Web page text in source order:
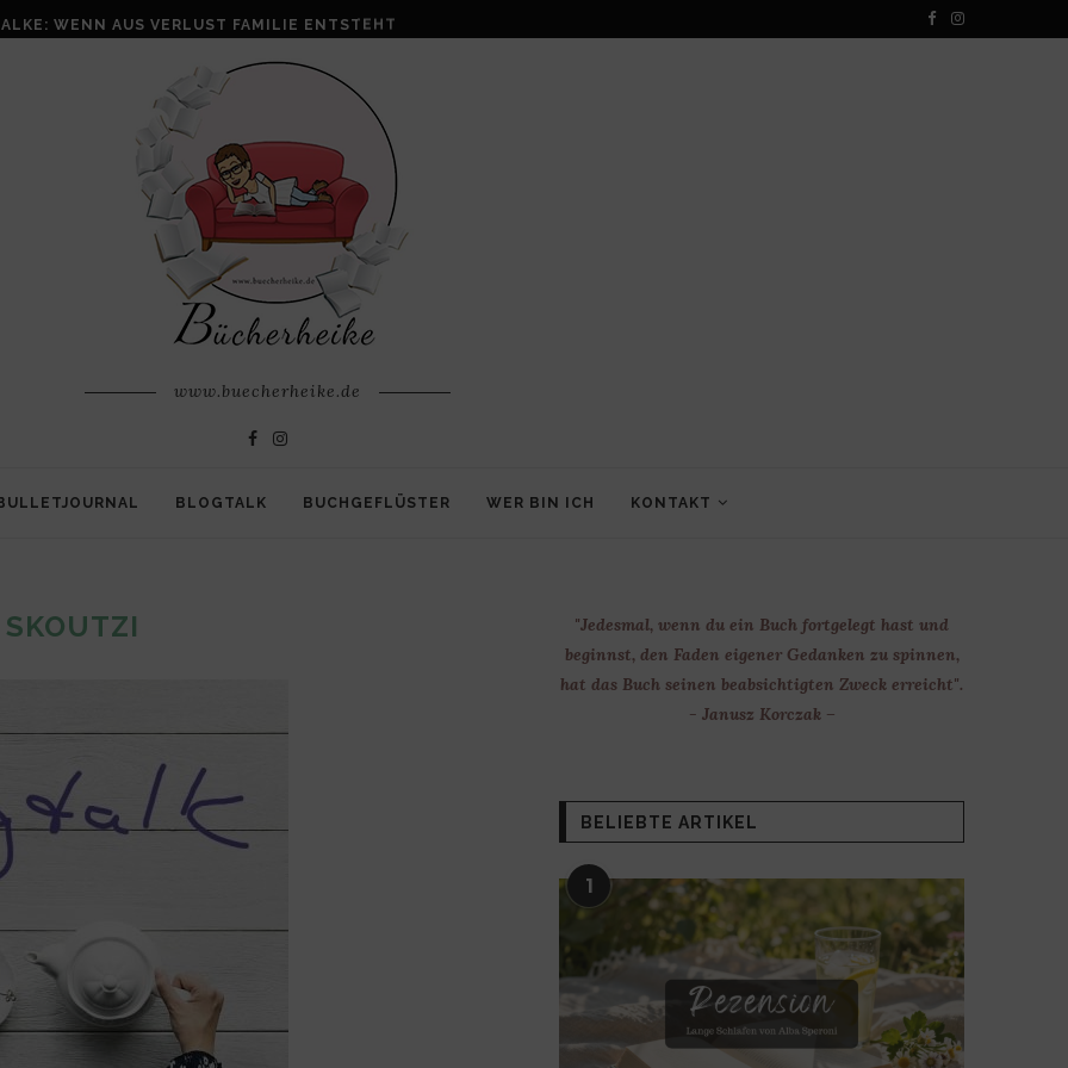
WENN AUS VERLUST FAMILIE ENTSTEHT
www.buecherheike.de
BLOGTALK BUCHGEFLÜSTER WER BIN ICH KONTAKT
SKOUTZI
"Jedesmal, wenn du ein Buch fortgelegt hast und
beginnst, den Faden eigener Gedanken zu spinnen,
hat das Buch seinen beabsichtigten Zweck erreicht".
- Janusz Korczak –
BELIEBTE ARTIKEL
1